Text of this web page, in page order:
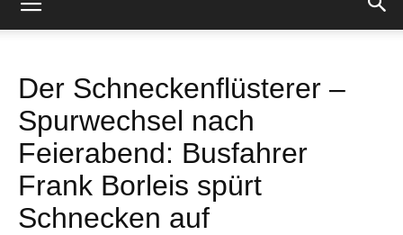
Der Schneckenflüsterer –
Spurwechsel nach
Feierabend: Busfahrer
Frank Borleis spürt
Schnecken auf